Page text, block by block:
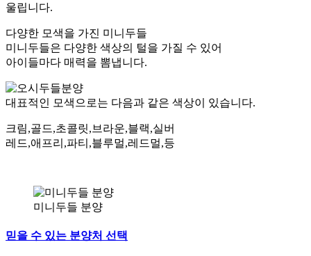
울립니다.
다양한 모색을 가진 미니두들
미니두들은 다양한 색상의 털을 가질 수 있어
아이들마다 매력을 뽐냅니다.
대표적인 모색으로는 다음과 같은 색상이 있습니다.
크림,골드,초콜릿,브라운,블랙,실버
레드,애프리,파티,블루멀,레드멀,등
미니두들 분양
믿을 수 있는 분양처 선택